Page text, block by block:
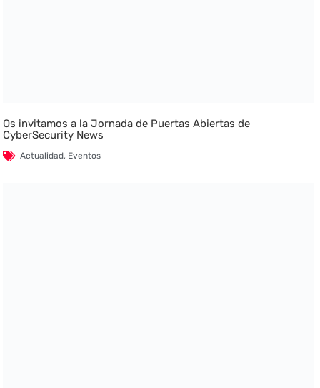
Os invitamos a la Jornada de Puertas Abiertas de
CyberSecurity News
Actualidad, Eventos